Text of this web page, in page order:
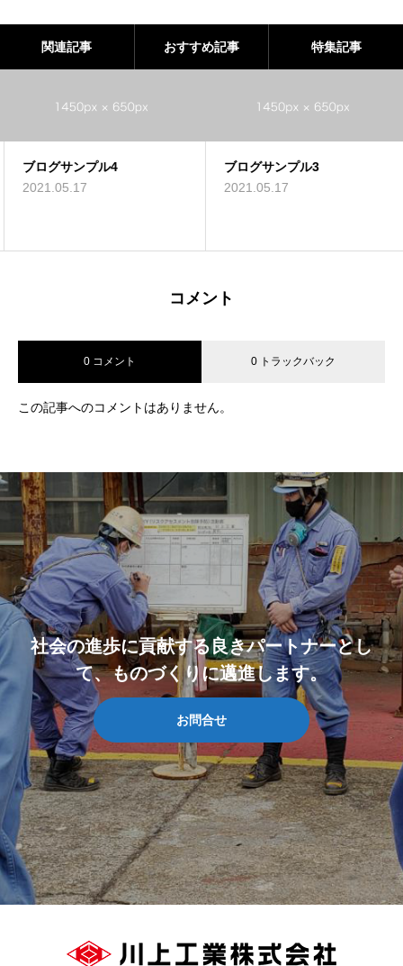
関連記事 おすすめ記事 特集記事
ブログサンプル4
2021.05.17
ブログサンプル3
2021.05.17
コメント
0 コメント 0 トラックバック
この記事へのコメントはありません。
社会の進歩に貢献する良きパートナーとし
て、ものづくりに邁進します。
お問合せ